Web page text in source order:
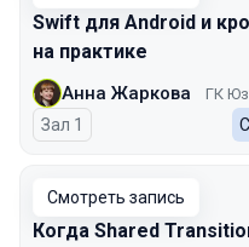
Swift для Android и
на практике
Анна Жаркова ГК
Зал 1
Смотреть запись
Когда Shared